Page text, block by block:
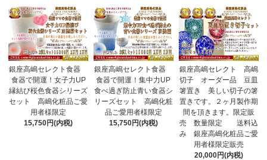
銀座高嶋セレクト食器
食器で開運！女子力UP
縁結び桜色食器シリーズ
セット 高嶋化粧品ご愛
用者様限定
15,750円(内税)
銀座高嶋セレクト食器
食器で開運！集中力UP
食べ過ぎ防止青い食器シ
リーズセット 高嶋化粧
品ご愛用者様限定
15,750円(内税)
銀座高嶋セレクト 高嶋
切子 オーダー品 豆皿
箸置き 美しい切子の箸
置きです。２ヶ月製作期
間を頂きます。限定販
売 数量限定 送料込
み 銀座高嶋化粧品ご愛
用者様限定販売
20,000円(内税)